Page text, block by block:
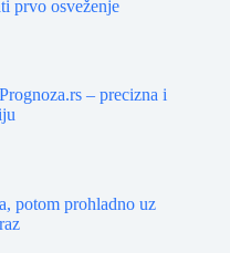
prvo osveženje
– precizna i
potom prohladno uz